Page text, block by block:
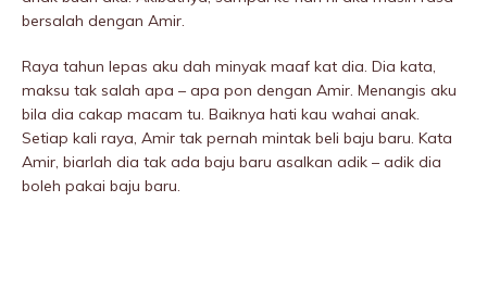
bersalah dengan Amir.
Raya tahun lepas aku dah minyak maaf kat dia. Dia kata,
maksu tak salah apa – apa pon dengan Amir. Menangis aku
bila dia cakap macam tu. Baiknya hati kau wahai anak.
Setiap kali raya, Amir tak pernah mintak beli baju baru. Kata
Amir, biarlah dia tak ada baju baru asalkan adik – adik dia
boleh pakai baju baru.